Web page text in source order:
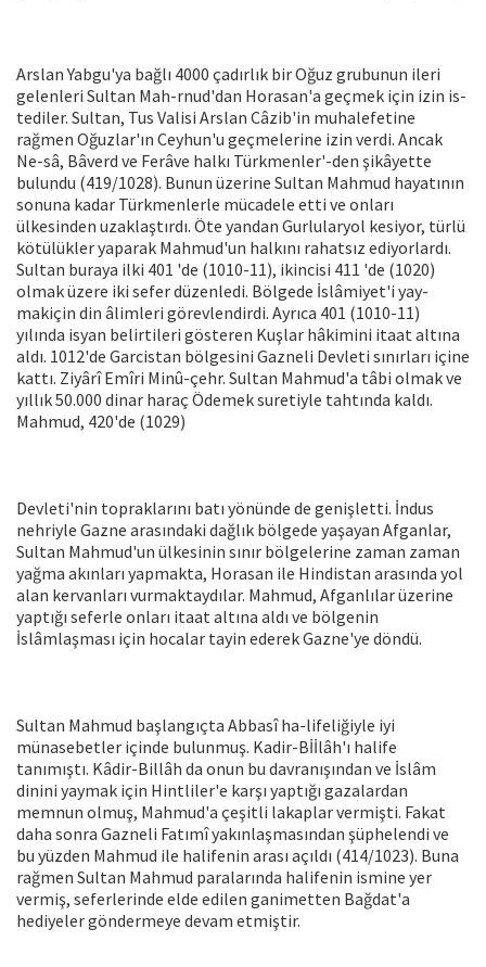
Arslan Yabgu'ya bağlı 4000 çadırlık bir Oğuz grubunun ileri
gelenleri Sultan Mah-rnud'dan Horasan'a geçmek için izin is­
tediler. Sultan, Tus Valisi Arslan Câzib'in muhalefetine
rağmen Oğuzlar'ın Cey­hun'u geçmelerine izin verdi. Ancak
Ne-sâ, Bâverd ve Ferâve halkı Türkmenler'-den şikâyette
bulundu (419/1028). Bunun üzerine Sultan Mahmud hayatının
sonu­na kadar Türkmenlerle mücadele etti ve onları
ülkesinden uzaklaştırdı. Öte yan­dan Gurlularyol kesiyor, türlü
kötülükler yaparak Mahmud'un halkını rahatsız edi­yorlardı.
Sultan buraya ilki 401 'de (1010-11), ikincisi 411 'de (1020)
olmak üzere iki sefer düzenledi. Bölgede İslâmiyet'i yay-
makiçin din âlimleri görevlendirdi. Ayrıca 401 (1010-11)
yılında isyan belirtileri gös­teren Kuşlar hâkimini itaat altına
aldı. 1012'de Garcistan bölgesini Gazneli Dev­leti sınırları içine
kattı. Ziyârî Emîri Minû-çehr. Sultan Mahmud'a tâbi olmak ve
yıl­lık 50.000 dinar haraç Ödemek suretiyle tahtında kaldı.
Mahmud, 420'de (1029)
Devleti'nin topraklarını batı yönünde de genişletti. İndus
nehriyle Gazne arasında­ki dağlık bölgede yaşayan Afganlar,
Sul­tan Mahmud'un ülkesinin sınır bölgelerine zaman zaman
yağma akınları yapmakta, Horasan ile Hindistan arasında yol
alan kervanları vurmaktaydılar. Mahmud, Af­ganlılar üzerine
yaptığı seferle onları ita­at altına aldı ve bölgenin
İslâmlaşması için hocalar tayin ederek Gazne'ye döndü.
Sultan Mahmud başlangıçta Abbasî ha-lifeliğiyle iyi
münasebetler içinde bulun­muş. Kadir-Bİİlâh'ı halife
tanımıştı. Kâdir-Billâh da onun bu davranışından ve İslâm
dinini yaymak için Hintliler'e karşı yaptığı gazalardan
memnun olmuş, Mahmud'a çeşitli lakaplar vermişti. Fakat
daha son­ra Gazneli Fatımî yakınlaşmasından şüphelendi ve
bu yüzden Mahmud ile hali­fenin arası açıldı (414/1023). Buna
rağ­men Sultan Mahmud paralarında halife­nin ismine yer
vermiş, seferlerinde elde edilen ganimetten Bağdat'a
hediyeler göndermeye devam etmiştir.